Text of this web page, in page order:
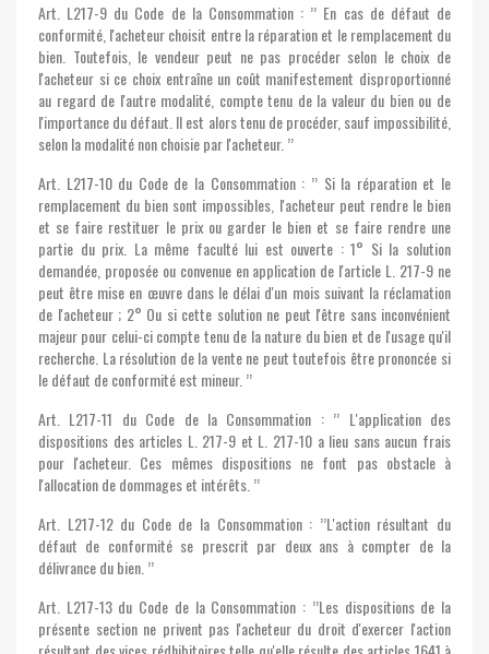
Art. L217-9 du Code de la Consommation : ’’ En cas de défaut de
conformité, l'acheteur choisit entre la réparation et le remplacement du
bien. Toutefois, le vendeur peut ne pas procéder selon le choix de
l'acheteur si ce choix entraîne un coût manifestement disproportionné
au regard de l'autre modalité, compte tenu de la valeur du bien ou de
l'importance du défaut. Il est alors tenu de procéder, sauf impossibilité,
selon la modalité non choisie par l'acheteur. ’’
Art. L217-10 du Code de la Consommation : ’’ Si la réparation et le
remplacement du bien sont impossibles, l'acheteur peut rendre le bien
et se faire restituer le prix ou garder le bien et se faire rendre une
partie du prix. La même faculté lui est ouverte : 1° Si la solution
demandée, proposée ou convenue en application de l'article L. 217-9 ne
peut être mise en œuvre dans le délai d'un mois suivant la réclamation
de l'acheteur ; 2° Ou si cette solution ne peut l'être sans inconvénient
majeur pour celui-ci compte tenu de la nature du bien et de l'usage qu'il
recherche. La résolution de la vente ne peut toutefois être prononcée si
le défaut de conformité est mineur. ’’
Art. L217-11 du Code de la Consommation : ’’ L'application des
dispositions des articles L. 217-9 et L. 217-10 a lieu sans aucun frais
pour l'acheteur. Ces mêmes dispositions ne font pas obstacle à
l'allocation de dommages et intérêts. ’’
Art. L217-12 du Code de la Consommation : ’’L'action résultant du
défaut de conformité se prescrit par deux ans à compter de la
délivrance du bien. ’’
Art. L217-13 du Code de la Consommation : ’’Les dispositions de la
présente section ne privent pas l'acheteur du droit d'exercer l'action